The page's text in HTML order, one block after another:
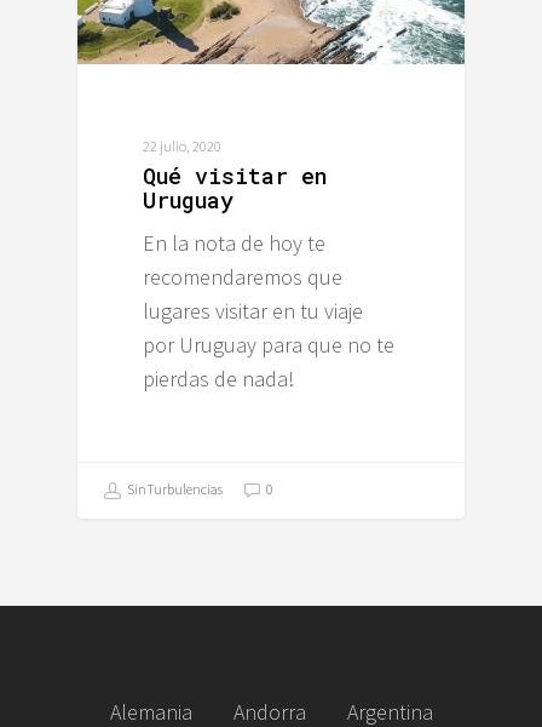
22 julio, 2020
Qué visitar en
Uruguay
En la nota de hoy te
recomendaremos que
lugares visitar en tu viaje
por Uruguay para que no te
pierdas de nada!
SinTurbulencias 0
Alemania Andorra
Argentina